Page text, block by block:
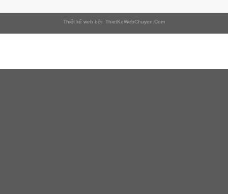
Thiết kế web bởi: ThietKeWebChuyen.Com